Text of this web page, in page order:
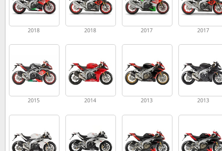
2018 2018 2017 2017
2015 2014 2013 2013